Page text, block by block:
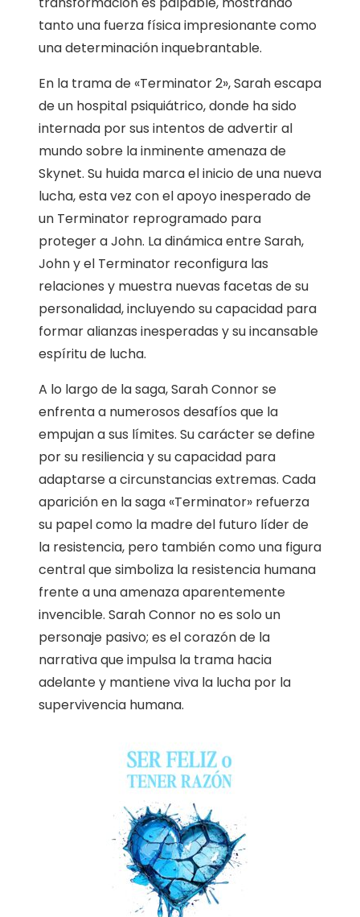
tanto una fuerza física impresionante como
una determinación inquebrantable.
En la trama de «Terminator 2», Sarah escapa
de un hospital psiquiátrico, donde ha sido
internada por sus intentos de advertir al
mundo sobre la inminente amenaza de
Skynet. Su huida marca el inicio de una nueva
lucha, esta vez con el apoyo inesperado de
un Terminator reprogramado para
proteger a John. La dinámica entre Sarah,
John y el Terminator reconfigura las
relaciones y muestra nuevas facetas de su
personalidad, incluyendo su capacidad para
formar alianzas inesperadas y su incansable
espíritu de lucha.
A lo largo de la saga, Sarah Connor se
enfrenta a numerosos desafíos que la
empujan a sus límites. Su carácter se define
por su resiliencia y su capacidad para
adaptarse a circunstancias extremas. Cada
aparición en la saga «Terminator» refuerza
su papel como la madre del futuro líder de
la resistencia, pero también como una figura
central que simboliza la resistencia humana
frente a una amenaza aparentemente
invencible. Sarah Connor no es solo un
personaje pasivo; es el corazón de la
narrativa que impulsa la trama hacia
adelante y mantiene viva la lucha por la
supervivencia humana.